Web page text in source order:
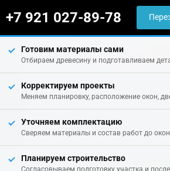
+7 921 027-89-78
Готовим материалы сами
Отбираем древесину и подготавливаем
Корректируем проекты
Меняем планировку, расположение окон,
Уточняем комплектацию
Сверяем материалы и состав работ до
Планируем строительство